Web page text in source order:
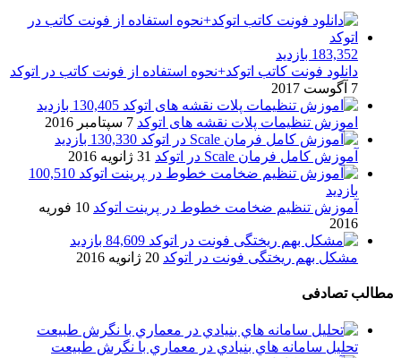
183,352 بازدید
دانلود فونت کاتب اتوکد+نحوه استفاده از فونت کاتب در اتوکد
7 آگوست 2017
130,405 بازدید
اموزش تنظیمات پلات نقشه های اتوکد 7 سپتامبر 2016
130,330 بازدید
آموزش کامل فرمان Scale در اتوکد
31 ژانویه 2016
100,510
بازدید
آموزش تنظیم ضخامت خطوط در پرینت اتوکد
10 فوریه
2016
84,609 بازدید
مشکل بهم ریختگی فونت در اتوکد 20 ژانویه 2016
مطالب تصادفی
تحلیل سامانه هاي بنيادي در معماري با نگرش طبيعت